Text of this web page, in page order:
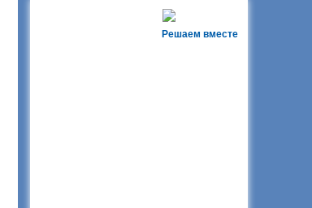
Решаем вместе